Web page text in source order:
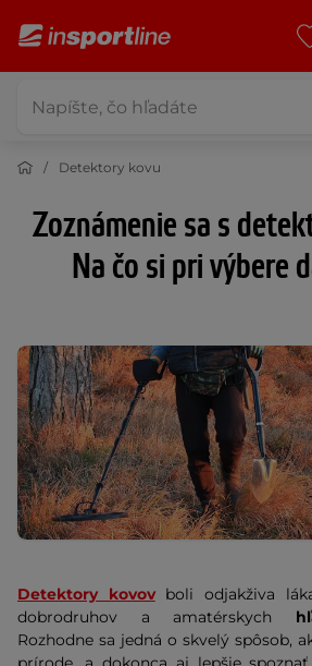
Detektory kovu
Zoznámenie sa s
Na čo si pri výbere
Detektory kovovboli odjakživa
dobrodruhov a amatérskych
Rozhodne sa jedná o skvelý spôsob,